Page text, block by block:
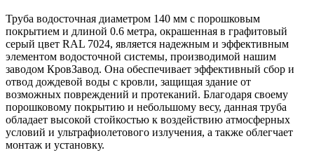
Труба водосточная диаметром 140 мм с порошковым
покрытием и длиной 0.6 метра, окрашенная в графитовый
серый цвет RAL 7024, является надежным и эффективным
элементом водосточной системы, производимой нашим
заводом КровЗавод. Она обеспечивает эффективный сбор и
отвод дождевой воды с кровли, защищая здание от
возможных повреждений и протеканий. Благодаря своему
порошковому покрытию и небольшому весу, данная труба
обладает высокой стойкостью к воздействию атмосферных
условий и ультрафиолетового излучения, а также облегчает
монтаж и установку.